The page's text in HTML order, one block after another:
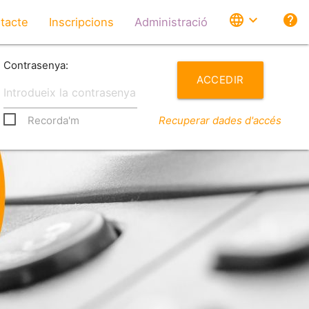
Inscripcions Administració language expand_more help
Contrasenya:
Recorda'm
ACCEDIR
Recuperar dades d'accés